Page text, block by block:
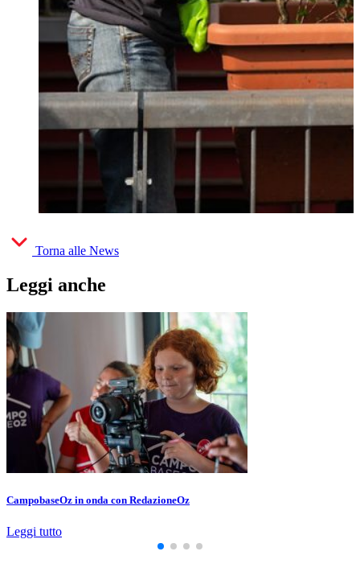
Torna alle News
Leggi anche
CampobaseOz in onda con RedazioneOz
Leggi tutto